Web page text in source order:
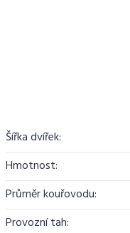
Šířka dvířek:
Hmotnost:
Průměr kouřovodu:
Provozní tah: